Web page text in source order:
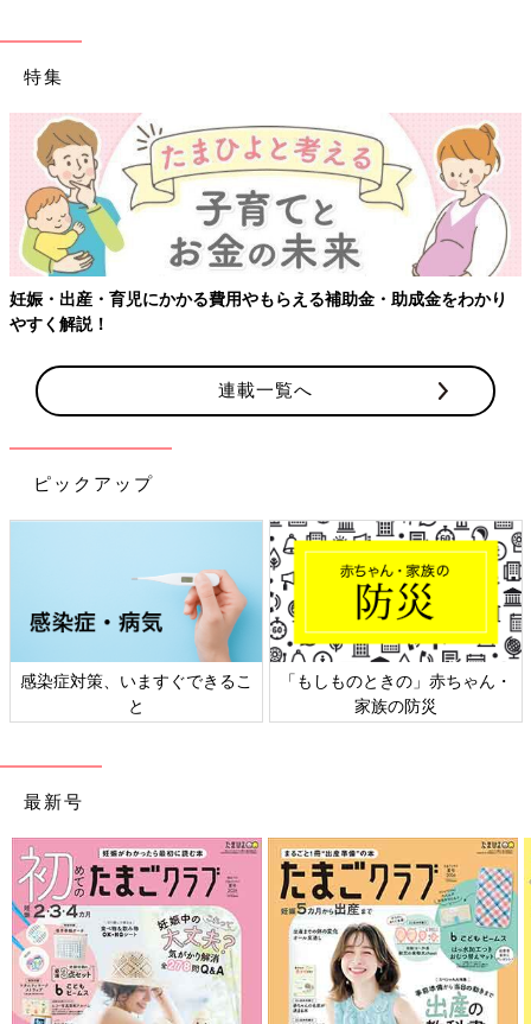
特集
妊娠・出産・育児にかかる費用やもらえる補助金・助成金をわかり
やすく解説！
連載一覧へ
ピックアップ
感染症対策、いますぐできるこ
と
「もしものときの」赤ちゃん・
家族の防災
最新号